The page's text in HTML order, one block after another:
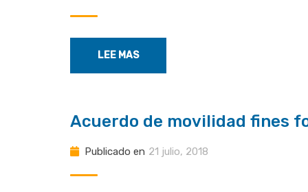
LEE MAS
Acuerdo de movilidad fines
Publicado en 21 julio, 2018